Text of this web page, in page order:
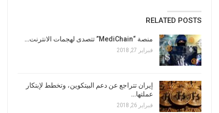
RELATED POSTS
منصة “MediChain” تتصدى لهجمات الانترنت…
فبراير 27, 2018
إيران تتراجع عن دعم البيتكوين، وتخطط لإبتكار
عملتها…
فبراير 26, 2018